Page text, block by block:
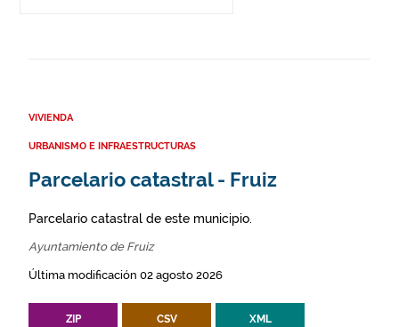
VIVIENDA
URBANISMO E INFRAESTRUCTURAS
Parcelario catastral - Fruiz
Parcelario catastral de este municipio.
Ayuntamiento de Fruiz
Última modificación 02 agosto 2026
ZIP CSV XML